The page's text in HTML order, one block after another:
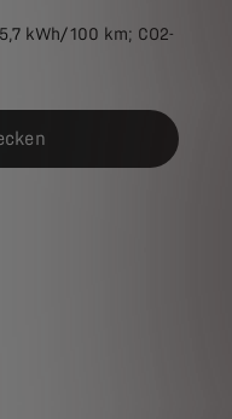
kWh/100 km; CO2-